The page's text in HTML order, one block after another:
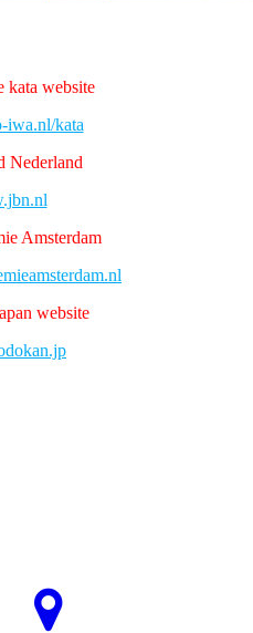
kata website
iwa.nl/kata
Nederland
Amsterdam
website